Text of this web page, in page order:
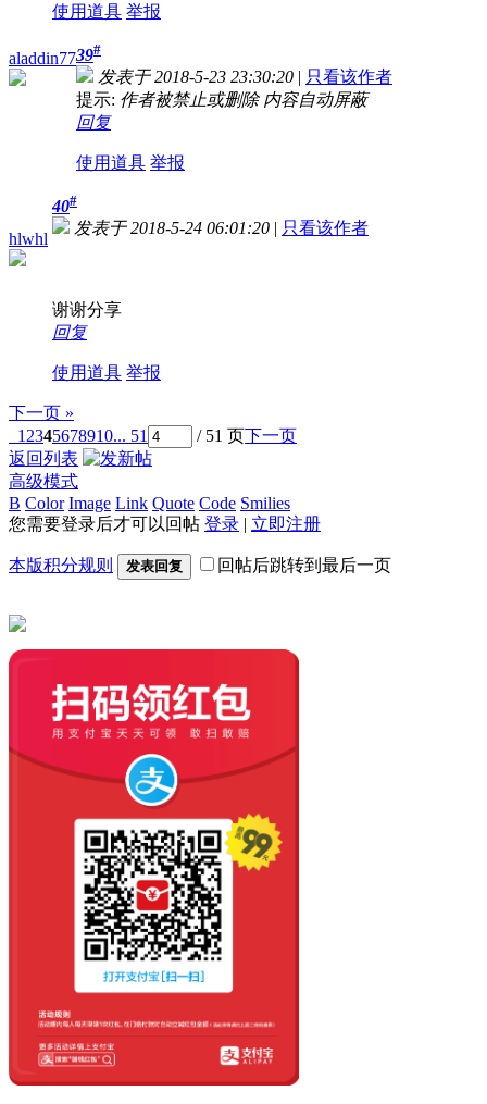
使用道具 举报
aladdin7739#
发表于 2018-5-23 23:30:20 | 只看该作者
提示: 作者被禁止或删除 内容自动屏蔽
回复
使用道具 举报
hlwhl
40#
发表于 2018-5-24 06:01:20 | 只看该作者
谢谢分享
回复
使用道具 举报
下一页 »
1 2345678910... 51 / 51 页下一页
返回列表
高级模式
B Color Image Link Quote Code Smilies
您需要登录后才可以回帖 登录 | 立即注册
本版积分规则 发表回复 回帖后跳转到最后一页